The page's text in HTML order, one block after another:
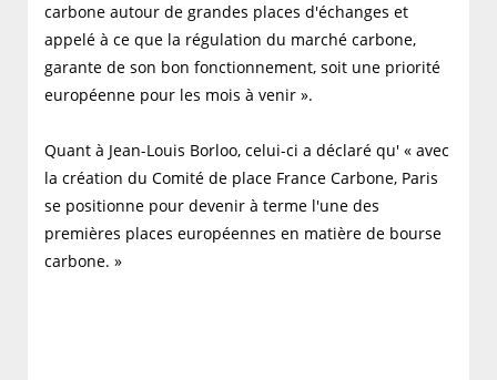
carbone autour de grandes places d'échanges et
appelé à ce que la régulation du marché carbone,
garante de son bon fonctionnement, soit une priorité
européenne pour les mois à venir ».
Quant à Jean-Louis Borloo, celui-ci a déclaré qu' « avec
la création du Comité de place France Carbone, Paris
se positionne pour devenir à terme l'une des
premières places européennes en matière de bourse
carbone. »